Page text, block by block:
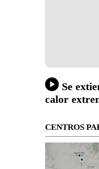
Se
calor
CENTROS